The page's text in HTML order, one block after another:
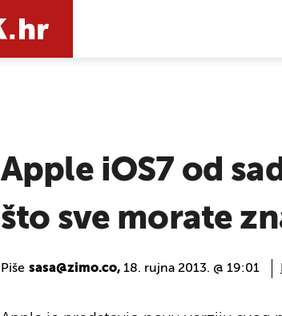
Apple iOS7 od
što sve morate
Piše sasa@zimo.co, 18. rujna 2013. @ 19:01